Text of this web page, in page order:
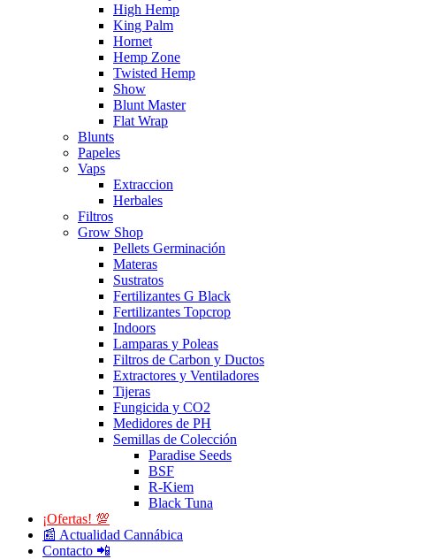
High Hemp
King Palm
Hornet
Hemp Zone
Twisted Hemp
Show
Blunt Master
Flat Wrap
Blunts
Papeles
Vaps
Extraccion
Herbales
Filtros
Grow Shop
Pellets Germinación
Materas
Sustratos
Fertilizantes G Black
Fertilizantes Topcrop
Indoors
Lamparas y Poleas
Filtros de Carbon y Ductos
Extractores y Ventiladores
Tijeras
Fungicida y CO2
Medidores de PH
Semillas de Colección
Paradise Seeds
BSF
R-Kiem
Black Tuna
¡Ofertas! 💯
📰 Actualidad Cannábica
Contacto 📲